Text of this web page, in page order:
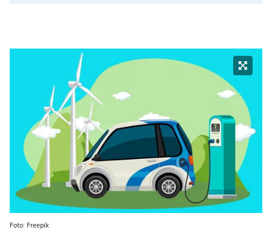
Foto: Freepik